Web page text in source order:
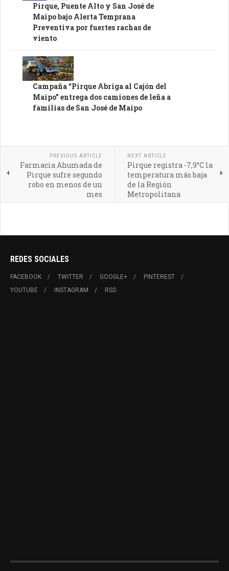
Pirque, Puente Alto y San José de
Maipo bajo Alerta Temprana
Preventiva por fuertes rachas de
viento
Campaña “Pirque Abriga al Cajón del
Maipo” entrega dos camiones de leña a
familias de San José de Maipo
PREVIOUS ARTICLE
Farmacia Ahumada de
Pirque sufre segundo
robo en menos de un
mes
NEXT ARTICLE
Pirque registra -7,9°C la
temperatura más baja
de la Región
Metropolitana
REDES SOCIALES
FACEBOOK TWITTER GOOGLE+
PINTEREST
YOUTUBE
INSTAGRAM RSS